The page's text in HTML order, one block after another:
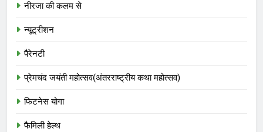
नीरजा की कलम से
न्यूट्रीशन
पैरेनटी
प्रेमचंद जयंती महोत्सव(अंतरराष्ट्रीय कथा महोत्सव)
फिटनेस योगा
फैमिली हेल्थ